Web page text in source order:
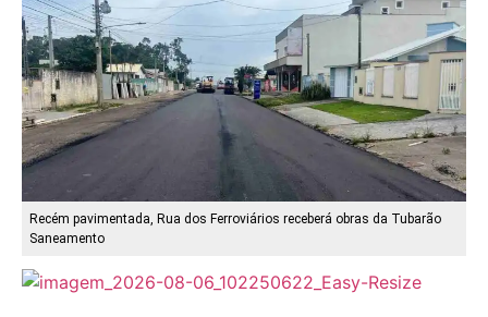
Recém pavimentada, Rua dos Ferroviários receberá obras da Tubarão
Saneamento